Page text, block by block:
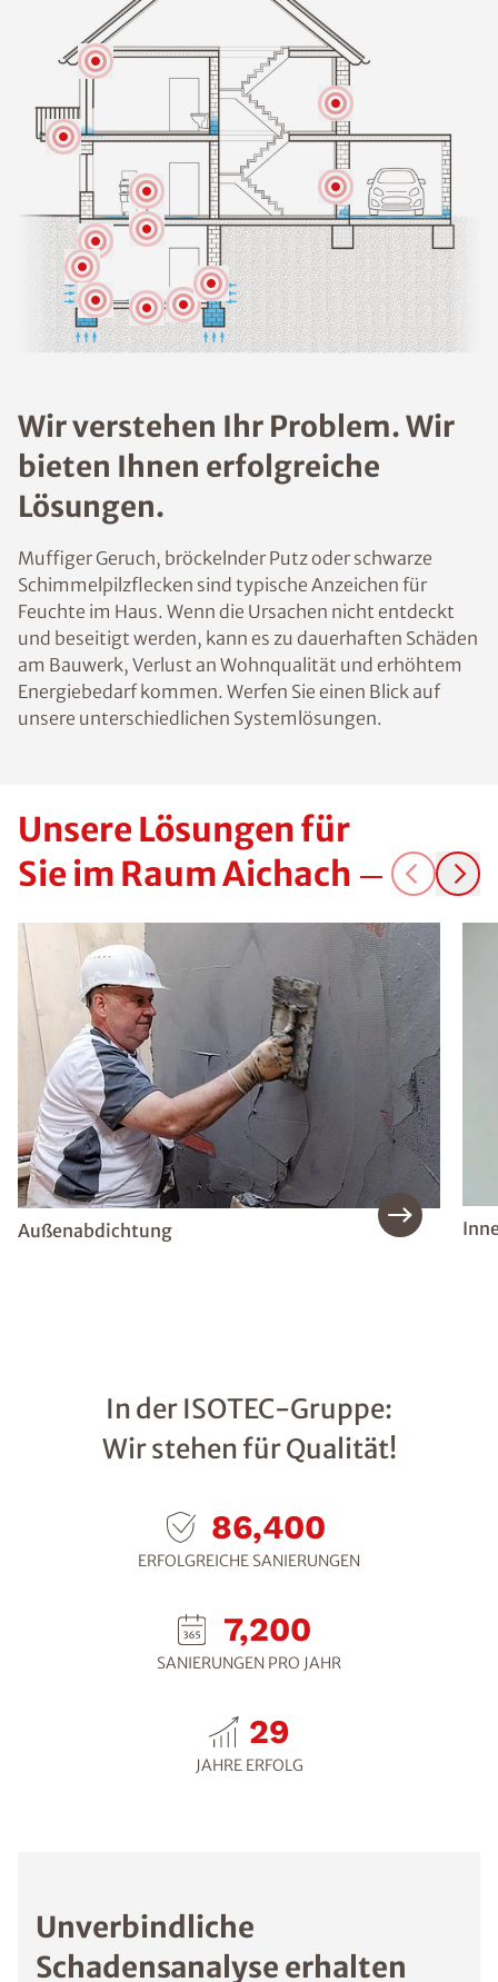
Wir verstehen Ihr Problem. Wir
bieten Ihnen erfolgreiche
Lösungen.
Muffiger Geruch, bröckelnder Putz oder schwarze
Schimmelpilzflecken sind typische Anzeichen für
Feuchte im Haus. Wenn die Ursachen nicht entdeckt
und beseitigt werden, kann es zu dauerhaften Schäden
am Bauwerk, Verlust an Wohnqualität und erhöhtem
Energiebedarf kommen. Werfen Sie einen Blick auf
unsere unterschiedlichen Systemlösungen.
Unsere Lösungen für
Sie im Raum Aichach
Außenabdichtung
In der ISOTEC-Gruppe:
Wir stehen für Qualität!
108,000
ERFOLGREICHE SANIERUNGEN
9,000
SANIERUNGEN PRO JAHR
30
JAHRE ERFOLG
Unverbindliche
Schadensanalyse erhalten